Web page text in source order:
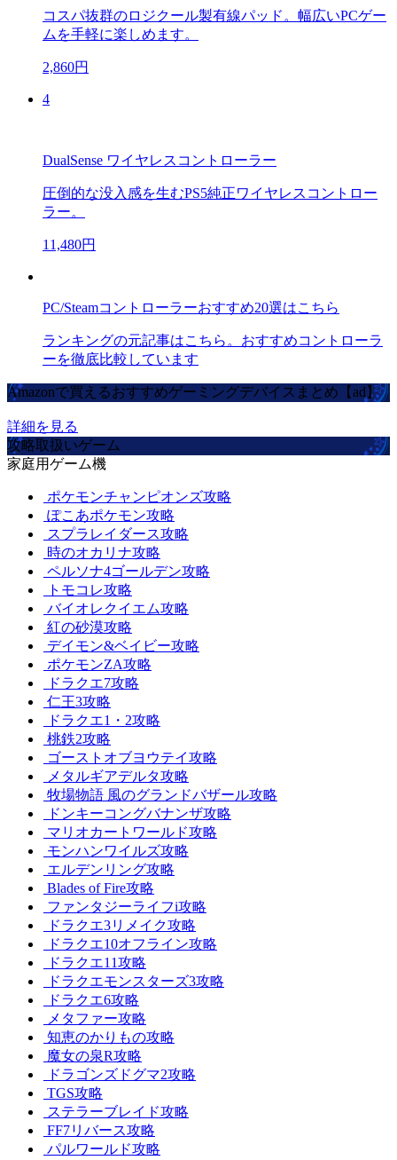
コスパ抜群のロジクール製有線パッド。幅広いPCゲー
ムを手軽に楽しめます。
2,860円
4
DualSense ワイヤレスコントローラー
圧倒的な没入感を生むPS5純正ワイヤレスコントロー
ラー。
11,480円
PC/Steamコントローラーおすすめ20選はこちら
ランキングの元記事はこちら。おすすめコントローラ
ーを徹底比較しています
Amazonで買えるおすすめゲーミングデバイスまとめ【ad】
詳細を見る
攻略取扱いゲーム
家庭用ゲーム機
ポケモンチャンピオンズ攻略
ぽこあポケモン攻略
スプラレイダース攻略
時のオカリナ攻略
ペルソナ4ゴールデン攻略
トモコレ攻略
バイオレクイエム攻略
紅の砂漠攻略
デイモン&ベイビー攻略
ポケモンZA攻略
ドラクエ7攻略
仁王3攻略
ドラクエ1・2攻略
桃鉄2攻略
ゴーストオブヨウテイ攻略
メタルギアデルタ攻略
牧場物語 風のグランドバザール攻略
ドンキーコングバナンザ攻略
マリオカートワールド攻略
モンハンワイルズ攻略
エルデンリング攻略
Blades of Fire攻略
ファンタジーライフi攻略
ドラクエ3リメイク攻略
ドラクエ10オフライン攻略
ドラクエ11攻略
ドラクエモンスターズ3攻略
ドラクエ6攻略
メタファー攻略
知恵のかりもの攻略
魔女の泉R攻略
ドラゴンズドグマ2攻略
TGS攻略
ステラーブレイド攻略
FF7リバース攻略
パルワールド攻略